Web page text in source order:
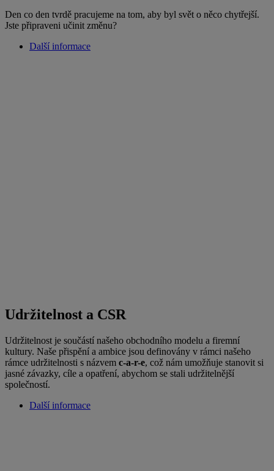
Den co den tvrdě pracujeme na tom, aby byl svět o něco chytřejší.
Jste připraveni učinit změnu?
Další informace
Udržitelnost a CSR
Udržitelnost je součástí našeho obchodního modelu a firemní
kultury. Naše přispění a ambice jsou definovány v rámci našeho
rámce udržitelnosti s názvem c-a-r-e, což nám umožňuje stanovit si
jasné závazky, cíle a opatření, abychom se stali udržitelnější
společností.
Další informace